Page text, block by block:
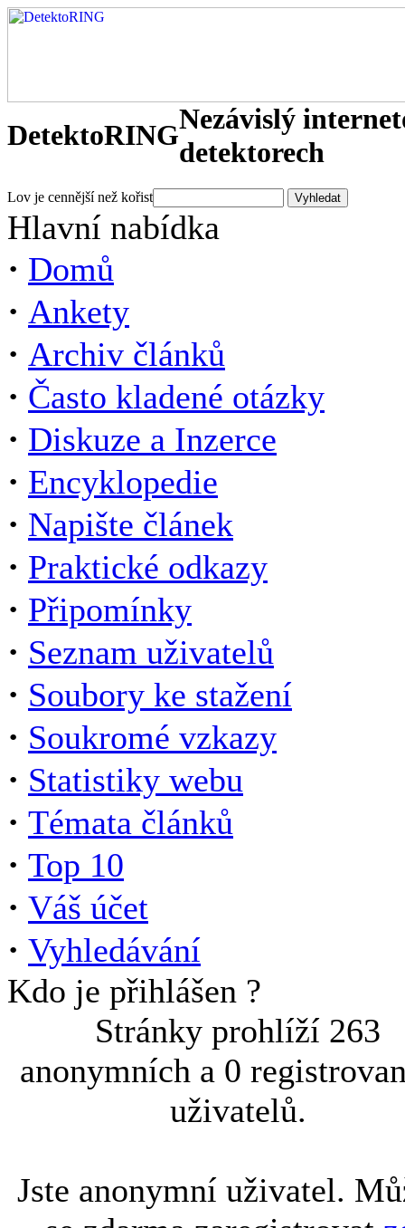
DetektoRINGNezávislý
detektorech
Lov je cennější než kořist
Hlavní nabídka
· Domů
· Ankety
· Archiv článků
· Často kladené otázky
· Diskuze a Inzerce
· Encyklopedie
· Napište článek
· Praktické odkazy
· Připomínky
· Seznam uživatelů
· Soubory ke stažení
· Soukromé vzkazy
· Statistiky webu
· Témata článků
· Top 10
· Váš účet
· Vyhledávání
Kdo je přihlášen ?
Stránky prohlíží 263
anonymních a 0
uživatelů.
Jste anonymní uživatel.